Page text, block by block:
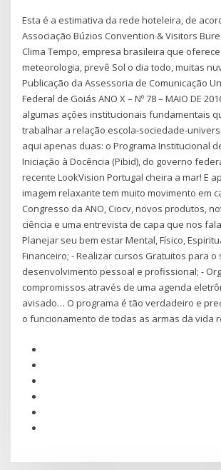
Esta é a estimativa da rede hoteleira, de
Associação Búzios Convention & Visitors
Clima Tempo, empresa brasileira que
meteorologia, prevê Sol o dia todo, muitas
Publicação da Assessoria de Comunicação
Federal de Goiás ANO X – Nº 78 – MAIO DE
algumas ações institucionais fundamentais
trabalhar a relação escola-sociedade-
aqui apenas duas: o Programa Institucional
Iniciação à Docência (Pibid), do governo
recente LookVision Portugal cheira a mar! E
imagem relaxante tem muito movimento em
Congresso da ANO, Ciocv, novos produtos,
ciência e uma entrevista de capa que nos
Planejar seu bem estar Mental, Físico,
Financeiro; - Realizar cursos Gratuitos para o
desenvolvimento pessoal e profissional; -
compromissos através de uma agenda
avisado… O programa é tão verdadeiro e
o funcionamento de todas as armas da vida